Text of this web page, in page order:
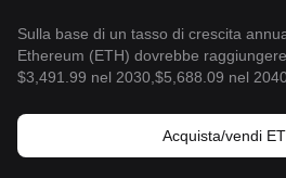
Sulla base di un tasso di crescita
Ethereum (ETH) dovrebbe
$3,491.99 nel 2030,$5,688.09 nel
Acquista/vendi